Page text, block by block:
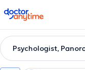
doctoranytime
Psychologist,